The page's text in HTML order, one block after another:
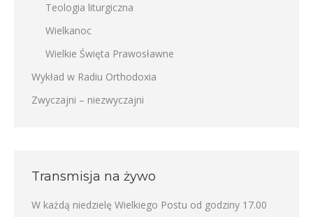
Teologia liturgiczna
Wielkanoc
Wielkie Święta Prawosławne
Wykład w Radiu Orthodoxia
Zwyczajni – niezwyczajni
Transmisja na żywo
W każdą niedzielę Wielkiego Postu od godziny 17.00